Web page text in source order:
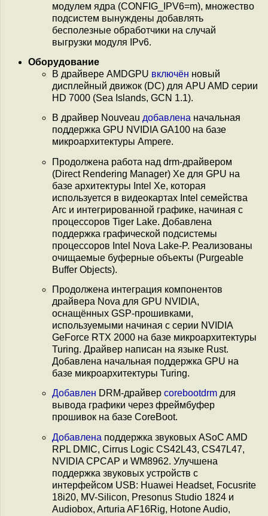
модулем ядра (CONFIG_IPV6=m), множество
подсистем вынуждены добавлять
бесполезные обработчики на случай
выгрузки модуля IPv6.
Оборудование
В драйвере AMDGPU включён новый
дисплейный движок (DC) для APU AMD серии
HD 7000 (Sea Islands, GCN 1.1).
В драйвер Nouveau добавлена начальная
поддержка GPU NVIDIA GA100 на базе
микроархитектуры Ampere.
Продолжена работа над drm-драйвером
(Direct Rendering Manager) Xe для GPU на
базе архитектуры Intel Xe, которая
используется в видеокартах Intel семейства
Arc и интегрированной графике, начиная с
процессоров Tiger Lake. Добавлена
поддержка графической подсистемы
процессоров Intel Nova Lake-P. Реализованы
очищаемые буферные объекты (Purgeable
Buffer Objects).
Продолжена интеграция компонентов
драйвера Nova для GPU NVIDIA,
оснащённых GSP-прошивками,
используемыми начиная с серии NVIDIA
GeForce RTX 2000 на базе микроархитектуры
Turing. Драйвер написан на языке Rust.
Добавлена начальная поддержка GPU на
базе микроархитектуры Turing.
Добавлен DRM-драйвер corebootdrm для
вывода графики через фреймбуфер
прошивок на базе CoreBoot.
Добавлена поддержка звуковых ASoC AMD
RPL DMIC, Cirrus Logic CS42L43, CS47L47,
NVIDIA CPCAP и WM8962. Улучшена
поддержка звуковых устройств с
интерфейсом USB: Huawei Headset, Focusrite
18i20, MV-Silicon, Presonus Studio 1824 и
Audiobox, Arturia AF16Rig, Hotone Audio,